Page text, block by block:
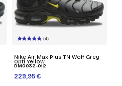
(4)
Nike Air Max Plus TN Wolf Grey
Opti Yellow
DM0032-012
229,95 €